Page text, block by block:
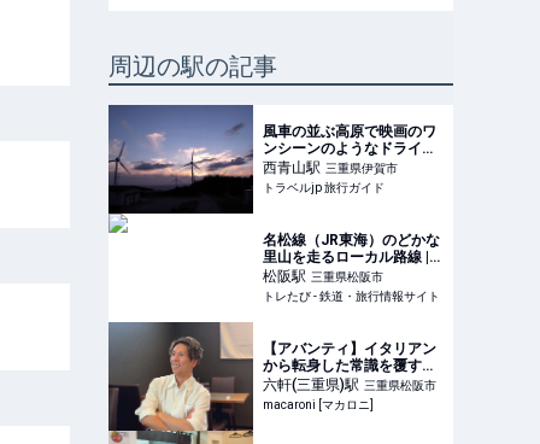
周辺の駅の記事
風車の並ぶ高原で映画のワ
ンシーンのようなドライブ
を楽しもう 〜青山高原
（三重県伊賀市） | 三重県 |
トラベルjp 旅行ガイド
西青山駅 三重県伊賀市
トラベルjp 旅行ガイド
名松線（JR東海）のどかな
里山を走るローカル路線 |
トレたび - 鉄道・旅行情報
サイト
松阪駅 三重県松阪市
トレたび - 鉄道・旅行情報サイト
【アバンティ】イタリアン
から転身した常識を覆す黒
いとんかつ。8年の試行錯
誤が生んだ一皿【松阪どロ
ーカルぐるめ #58】 -
六軒(三重県)駅 三重県松阪市
macaroni [マカロニ]